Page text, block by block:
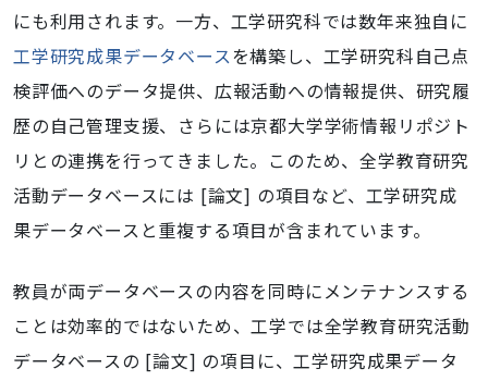
にも利用されます。一方、工学研究科では数年来独自に
工学研究成果データベースを構築し、工学研究科自己点
検評価へのデータ提供、広報活動への情報提供、研究履
歴の自己管理支援、さらには京都大学学術情報リポジト
リ との連携を行ってきました。このため、全学教育研究
活動データベースには [論文] の項目など、工学研究成
果データベースと重複する項目が含まれています。
教員が両データベースの内容を同時にメンテナンスする
ことは効率的ではないため、工学では全学教育研究活動
データベースの [論文] の項目に、工学研究成果データ